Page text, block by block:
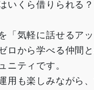
いくら借りられる？
「気軽に話せるアッ
ロから学べる仲間
ニティです。
用も楽しみながら